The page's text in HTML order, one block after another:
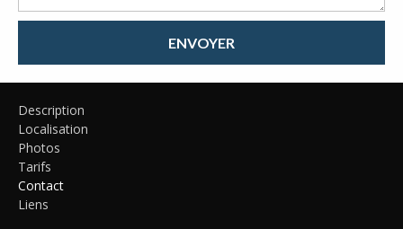
ENVOYER
Description
Localisation
Photos
Tarifs
Contact
Liens